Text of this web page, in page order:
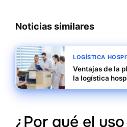
Noticias similares
LOGÍSTICA
Ventajas de la
la logística
¿Por qué el